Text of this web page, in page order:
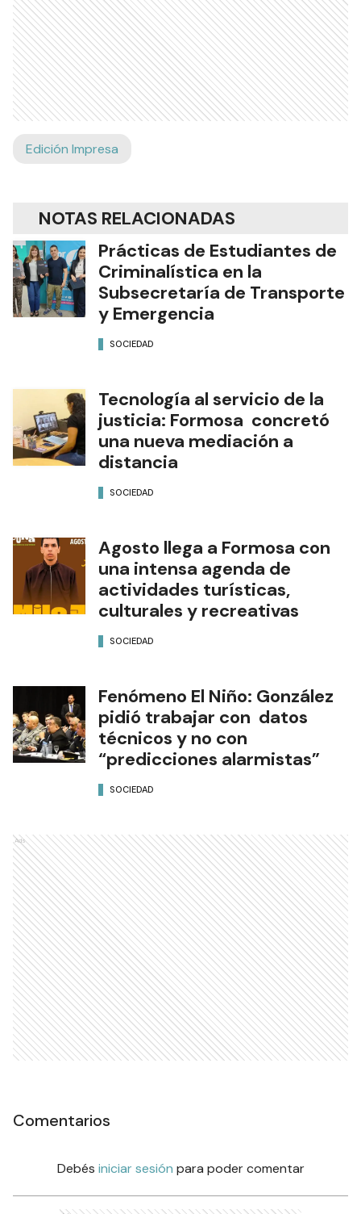
Edición Impresa
NOTAS RELACIONADAS
Prácticas de Estudiantes de
Criminalística en la
Subsecretaría de Transporte
y Emergencia
SOCIEDAD
Tecnología al servicio de la
justicia: Formosa concretó
una nueva mediación a
distancia
SOCIEDAD
Agosto llega a Formosa con
una intensa agenda de
actividades turísticas,
culturales y recreativas
SOCIEDAD
Fenómeno El Niño: González
pidió trabajar con datos
técnicos y no con
“predicciones alarmistas”
SOCIEDAD
Ads
Comentarios
Debés iniciar sesión para poder comentar